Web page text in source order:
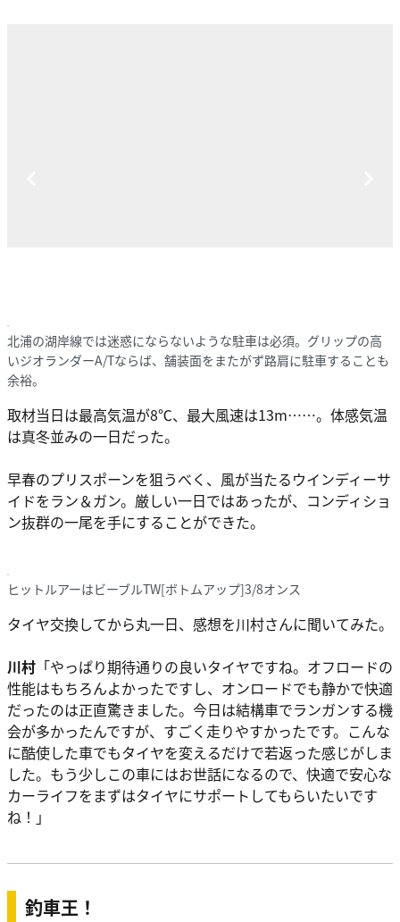
北浦の湖岸線では迷惑にならないような駐車は必須。グリップの高
いジオランダーA/Tならば、舗装面をまたがず路肩に駐車することも
余裕。
取材当日は最高気温が8℃、最大風速は13m……。体感気温
は真冬並みの一日だった。
早春のプリスポーンを狙うべく、風が当たるウインディーサ
イドをラン＆ガン。厳しい一日ではあったが、コンディショ
ン抜群の一尾を手にすることができた。
ヒットルアーはビーブルTW[ボトムアップ]3/8オンス
タイヤ交換してから丸一日、感想を川村さんに聞いてみた。
川村 「やっぱり期待通りの良いタイヤですね。オフロードの
性能はもちろんよかったですし、オンロードでも静かで快適
だったのは正直驚きました。今日は結構車でランガンする機
会が多かったんですが、すごく走りやすかったです。こんな
に酷使した車でもタイヤを変えるだけで若返った感じがしま
した。もう少しこの車にはお世話になるので、快適で安心な
カーライフをまずはタイヤにサポートしてもらいたいです
ね！」
釣車王！